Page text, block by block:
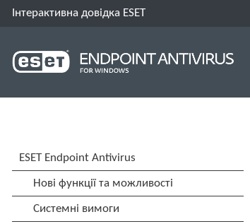
Інтерактивна довідка ESET